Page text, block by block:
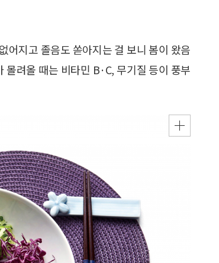
어지고 졸음도 쏟아지는 걸 보니 봄이 왔음
려올 때는 비타민 B·C, 무기질 등이 풍부